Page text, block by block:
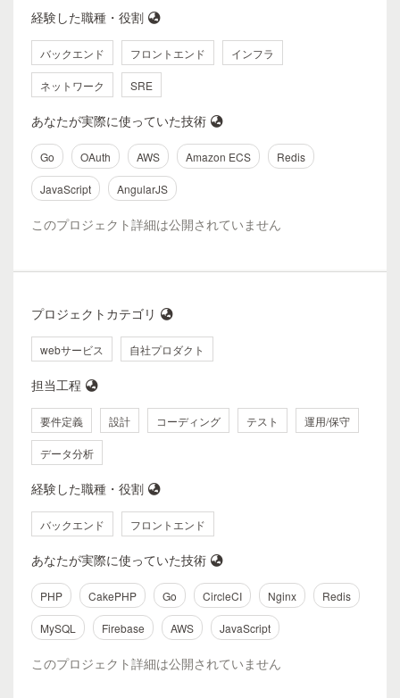
経験した職種・役割
バックエンド フロントエンド インフラ
ネットワーク SRE
あなたが実際に使っていた技術
Go OAuth AWS Amazon ECS Redis
JavaScript AngularJS
このプロジェクト詳細は公開されていません
プロジェクトカテゴリ
webサービス 自社プロダクト
担当工程
要件定義 設計 コーディング テスト 運用/保守
データ分析
経験した職種・役割
バックエンド フロントエンド
あなたが実際に使っていた技術
PHP CakePHP Go CircleCI Nginx Redis
MySQL Firebase AWS JavaScript
このプロジェクト詳細は公開されていません